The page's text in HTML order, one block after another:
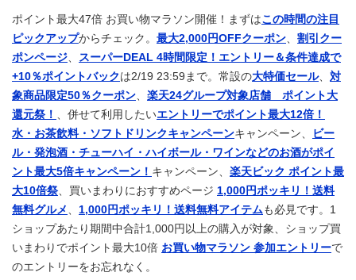
ポイント最大47倍 お買い物マラソン開催！まずはこの時間の注目
ピックアップからチェック。 最大2,000円OFFクーポン、 割引クー
ポンページ、 スーパーDEAL 4時間限定！エントリー＆条件達成で
+10％ポイントバック は2/19 23:59まで。常設の大特価セール、 対
象商品限定50％クーポン、 楽天24グループ対象店舗 ポイント大
還元祭！ 、併せて利用したいエントリーでポイント最大12倍！
水・お茶飲料・ソフトドリンクキャンペーンキャンペーン、
ビー
ル・発泡酒・チューハイ・ハイボール・ワインなどのお酒がポイ
ント最大5倍キャンペーン！ キャンペーン、 楽天ビック ポイント最
大10倍祭、買いまわりにおすすめページ 1,000円ポッキリ！送料
無料グルメ 、 1,000円ポッキリ！送料無料アイテムも必見です。1
ショップあたり期間中合計1,000円以上の購入が対象、ショップ買
いまわりでポイント最大10倍 お買い物マラソン 参加エントリーで
のエントリーをお忘れなく。